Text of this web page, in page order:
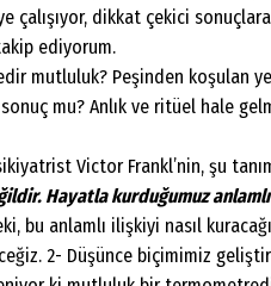
çalışıyor, dikkat çekici
ediyorum.
Peşinden koşulan yedi
mu? Anlık ve ritüel hale
Victor Frankl’nin, şu
Hayatla kurduğumuz
anlamlı ilişkiyi nasıl
2- Düşünce biçimimiz